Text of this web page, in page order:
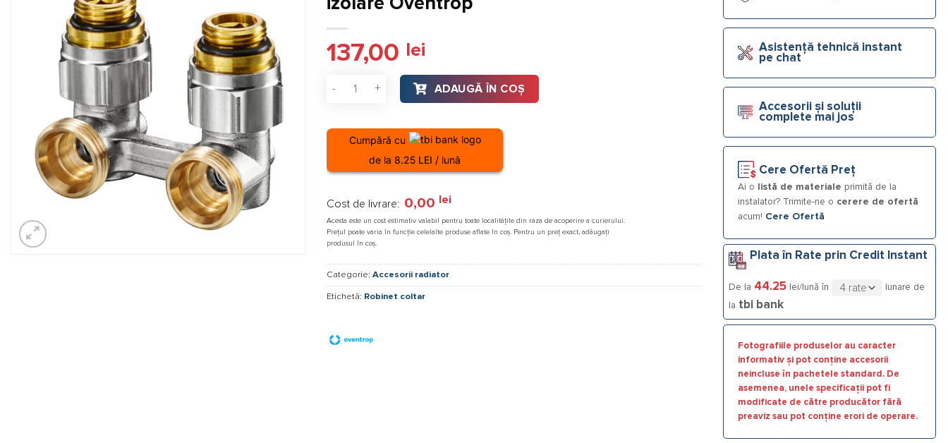
137,00 lei
Cantitate Robinet coltar Multiflex F ZB 1/2" cu izolare Oventrop
ADAUGĂ ÎN COȘ
Cumpără cu
de la 8.25 LEI / lună
Cost de livrare: 0,00 lei
Acesta este un cost estimativ valabil pentru toate localitățile din raza de acoperire a curierului.
Prețul poate varia în funcție celelalte produse aflate în coș. Pentru un preț exact, adăugați
produsul în coș.
Categorie: Accesorii radiator
Etichetă: Robinet coltar
Asistență tehnică instant
pe chat
Accesorii și soluții
complete mai jos
Cere Ofertă Preț
Ai o listă de materiale primită de la
instalator? Trimite-ne o cerere de ofertă
acum! Cere Ofertă
Plata în Rate prin Credit Instant
De la 44.25 lei/lună în
lunare de
la tbi bank
Fotografiile produselor au caracter
informativ și pot conține accesorii
neincluse în pachetele standard. De
asemenea, unele specificații pot fi
modificate de către producător fără
preaviz sau pot conține erori de operare.